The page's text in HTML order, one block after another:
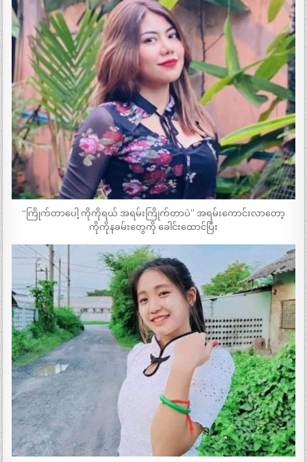
“ကြိုက်တာပေါ့ ကိုကိုရယ် အရမ်းကြိုက်တာပဲ” အရမ်းကောင်းလာတော့
ကိုကိုနခမ်းတွေကို ခေါင်းထောင်ပြီး